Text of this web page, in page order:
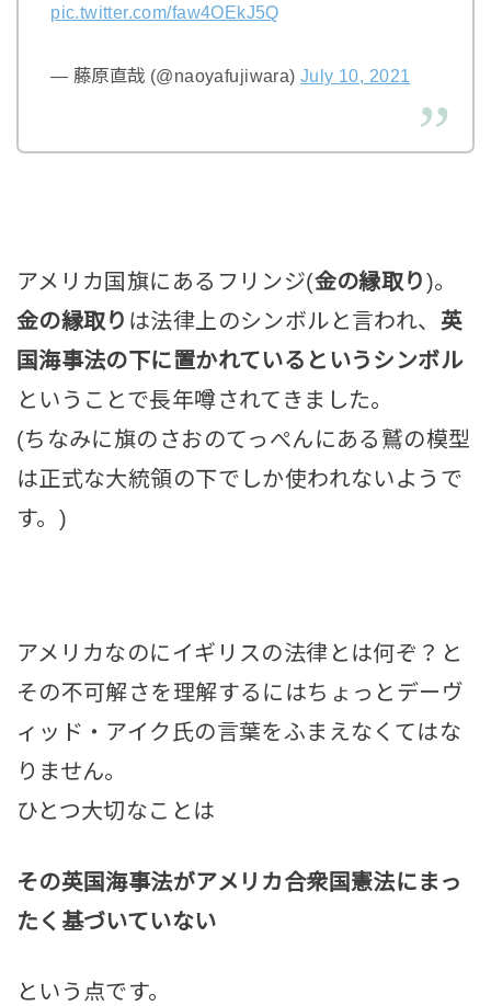
pic.twitter.com/faw4OEkJ5Q
— 藤原直哉 (@naoyafujiwara) July 10, 2021
アメリカ国旗にあるフリンジ(金の縁取り)。
金の縁取り は法律上のシンボルと言われ、 英
国海事法の下に置かれているというシンボル
ということで長年噂されてきました。
(ちなみに旗のさおのてっぺんにある鷲の模型
は正式な大統領の下でしか使われないようで
す。)
アメリカなのにイギリスの法律とは何ぞ？と
その不可解さを理解するにはちょっとデーヴ
ィッド・アイク氏の言葉をふまえなくてはな
りません。
ひとつ大切なことは
その英国海事法がアメリカ合衆国憲法にまっ
たく基づいていない
という点です。